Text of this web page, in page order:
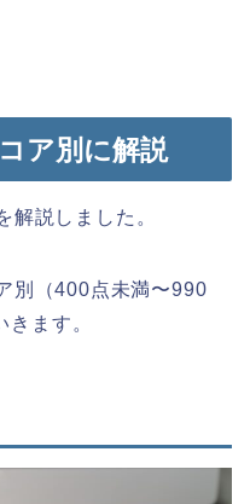
ア別に解説
解説しました。
別（400点未満〜990
ます。